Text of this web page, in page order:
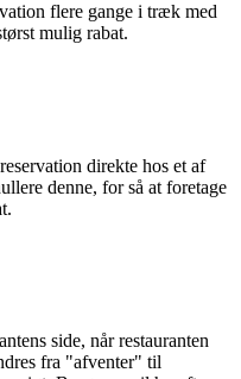
flere gange i træk med
mulig rabat.
direkte hos et af
denne, for så at foretage
side, når restauranten
fra "afventer" til